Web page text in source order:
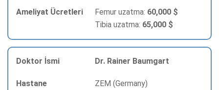
Femur uzatma: 60,000 $
Tibia uzatma: 65,000 $
Dr. Rainer Baumgart
ZEM (Germany)